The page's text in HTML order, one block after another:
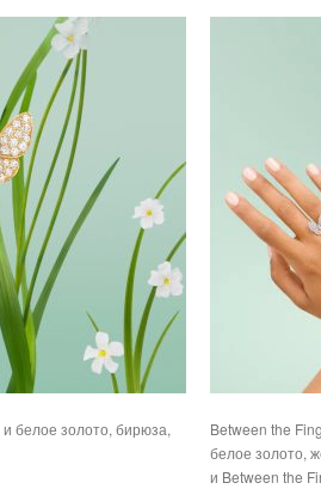
белое золото, бирюза,
Between the
белое золото,
и Between the